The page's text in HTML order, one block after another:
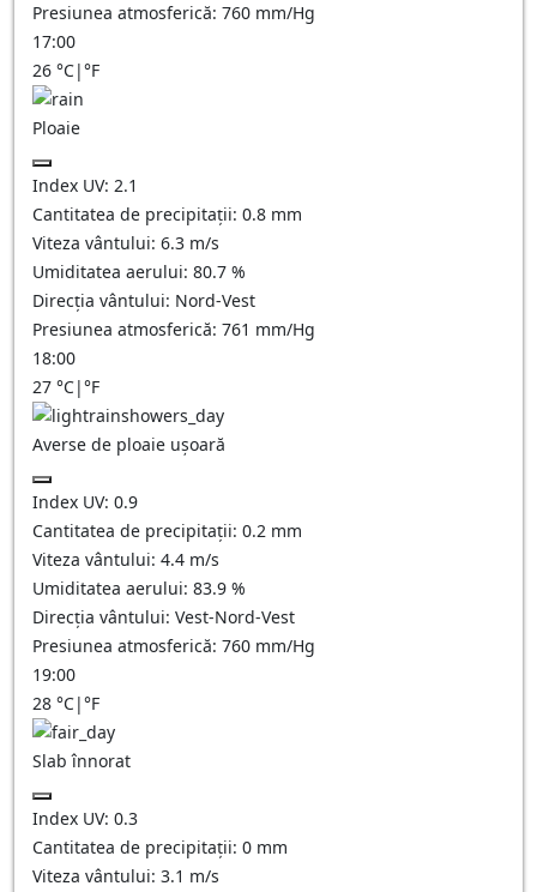
Presiunea atmosferică: 760 mm/Hg
17:00
26 °C|°F
Ploaie
Index UV: 2.1
Cantitatea de precipitații: 0.8 mm
Viteza vântului: 6.3 m/s
Umiditatea aerului: 80.7 %
Direcția vântului: Nord-Vest
Presiunea atmosferică: 761 mm/Hg
18:00
27 °C|°F
Averse de ploaie ușoară
Index UV: 0.9
Cantitatea de precipitații: 0.2 mm
Viteza vântului: 4.4 m/s
Umiditatea aerului: 83.9 %
Direcția vântului: Vest-Nord-Vest
Presiunea atmosferică: 760 mm/Hg
19:00
28 °C|°F
Slab înnorat
Index UV: 0.3
Cantitatea de precipitații: 0 mm
Viteza vântului: 3.1 m/s